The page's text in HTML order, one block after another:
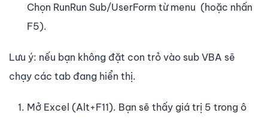
Chọn RunRun Sub/UserForm từ menu (hoặc nhấn
F5).
Lưu ý: nếu bạn không đặt con trỏ vào sub VBA sẽ
chạy các tab đang hiển thị.
Mở Excel (Alt+F11). Bạn sẽ thấy giá trị 5 trong ô